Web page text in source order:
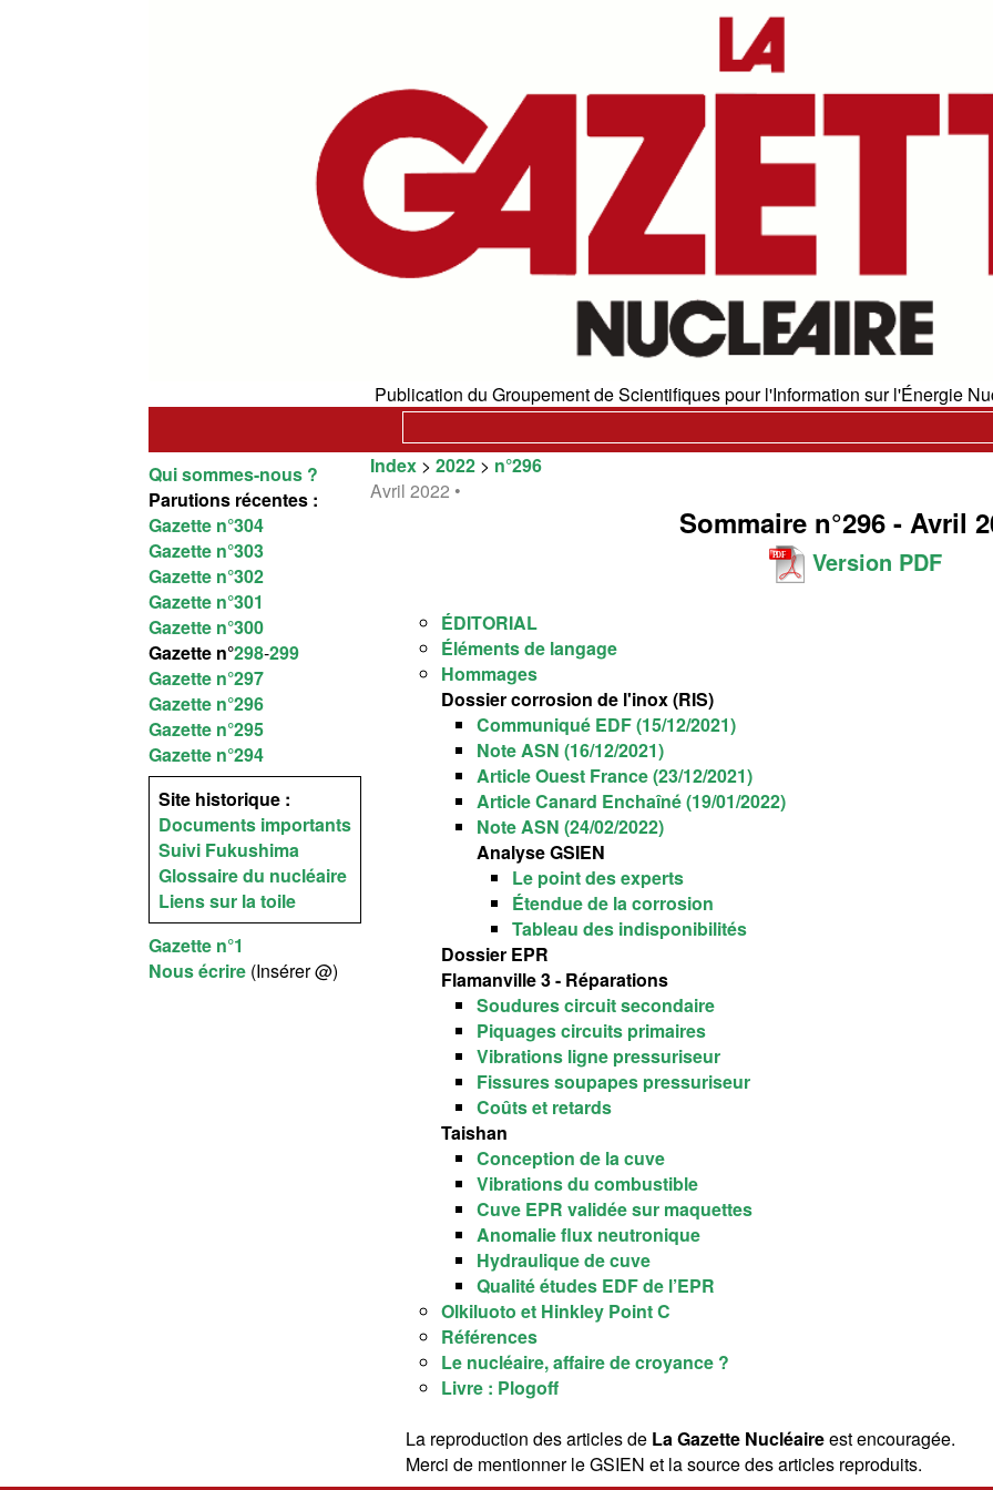
Publication du Groupement de Scientifiques pour l'Information sur l'Énergie
Qui sommes-nous ?
Parutions récentes :
Gazette n°304
Gazette n°303
Gazette n°302
Gazette n°301
Gazette n°300
Gazette n°298-299
Gazette n°297
Gazette n°296
Gazette n°295
Gazette n°294
Site historique :
Documents importants
Suivi Fukushima
Glossaire du nucléaire
Liens sur la toile
Gazette n°1
Nous écrire (Insérer @)
Index >2022 > n°296
Avril 2022 •
Sommaire n°296 - Avril
Version PDF
ÉDITORIAL
Éléments de langage
Hommages
Dossier corrosion de l'inox (RIS)
Communiqué EDF (15/12/2021)
Note ASN (16/12/2021)
Article Ouest France (23/12/2021)
Article Canard Enchaîné (19/01/2022)
Note ASN (24/02/2022)
Analyse GSIEN
Le point des experts
Étendue de la corrosion
Tableau des indisponibilités
Dossier EPR
Flamanville 3 - Réparations
Soudures circuit secondaire
Piquages circuits primaires
Vibrations ligne pressuriseur
Fissures soupapes pressuriseur
Coûts et retards
Taishan
Conception de la cuve
Vibrations du combustible
Cuve EPR validée sur maquettes
Anomalie flux neutronique
Hydraulique de cuve
Qualité études EDF de l’EPR
Olkiluoto et Hinkley Point C
Références
Le nucléaire, affaire de croyance ?
Livre : Plogoff
La reproduction des articles de La Gazette Nucléaireest encouragée.
Merci de mentionner le GSIEN et la source des articles reproduits.